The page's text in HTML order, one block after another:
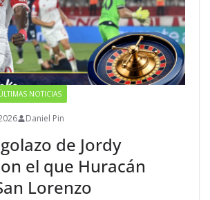
NOTICIAS
Daniel Pin
de Jordy
el que Huracán
Lorenzo